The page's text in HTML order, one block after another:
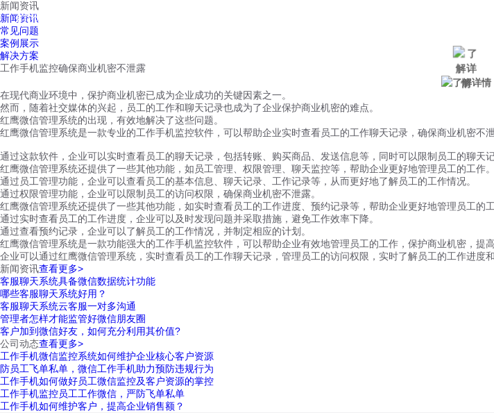
红鹰工作手机
新闻资讯
新闻资讯
常见问题
案例展示
解决方案
工作手机监控确保商业机密不泄露
在现代商业环境中，保护商业机密已成为企业成功的关键因素之一。
然而，随着社交媒体的兴起，员工的工作和聊天记录也成为了企业保护商业机密的难点。
红鹰微信管理系统的出现，有效地解决了这些问题。
红鹰微信管理系统是一款专业的工作手机监控软件，可以帮助企业实时查看员工的工作聊天记录，确保商业机密不泄
通过这款软件，企业可以实时查看员工的聊天记录，包括转账、购买商品、发送信息等，同时可以限制员工的聊天
红鹰微信管理系统还提供了一些其他功能，如员工管理、权限管理、聊天监控等，帮助企业更好地管理员工的工作。
通过员工管理功能，企业可以查看员工的基本信息、聊天记录、工作记录等，从而更好地了解员工的工作情况。
通过权限管理功能，企业可以限制员工的访问权限，确保商业机密不泄露。
红鹰微信管理系统还提供了一些其他功能，如实时查看员工的工作进度、预约记录等，帮助企业更好地管理员工的工
通过实时查看员工的工作进度，企业可以及时发现问题并采取措施，避免工作效率下降。
通过查看预约记录，企业可以了解员工的工作情况，并制定相应的计划。
红鹰微信管理系统是一款功能强大的工作手机监控软件，可以帮助企业有效地管理员工的工作，保护商业机密，提高
企业可以通过红鹰微信管理系统，实时查看员工的工作聊天记录，管理员工的访问权限，实时了解员工的工作进度
新闻资讯查看更多>
客服聊天系统具备微信数据统计功能
哪些客服聊天系统好用？
客服聊天系统云客服一对多沟通
管理者怎样才能监管好微信朋友圈
客户加到微信好友，如何充分利用其价值?
公司动态查看更多>
工作手机微信监控系统如何维护企业核心客户资源
防员工飞单私单，微信工作手机助力预防违规行为
工作手机如何做好员工微信监控及客户资源的掌控
工作手机监控员工工作微信，严防飞单私单
工作手机如何维护客户，提高企业销售额？